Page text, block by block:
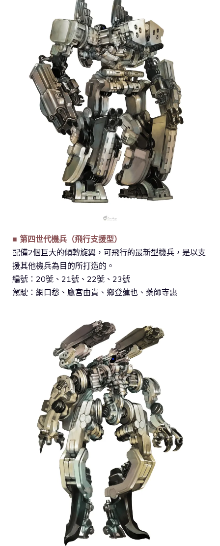
■ 第四世代機兵（飛行支援型）
配備2個巨大的傾轉旋翼，可飛行的最新型機兵，是以支
援其他機兵為目的所打造的。
編號：20號、21號、22號、23號
駕駛：網口愁、鷹宮由貴、鄉登蓮也、藥師寺惠